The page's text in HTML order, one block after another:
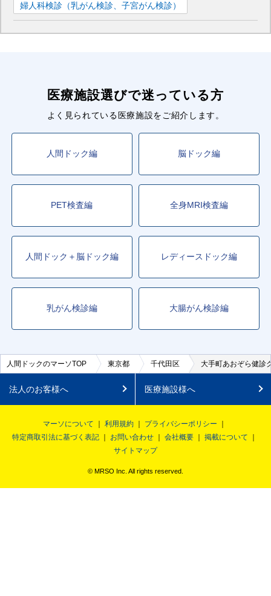
婦人科検診（乳がん検診、子宮がん検診）
医療施設選びで迷っている方
よく見られている医療施設をご紹介します。
人間ドック編 脳ドック編
PET検査編 全身MRI検査編
人間ドック＋脳ドック編 レディースドック編
乳がん検診編 大腸がん検診編
人間ドックのマーソTOP 東京都 千代田区 大手町あおぞら健診
法人のお客様へ 医療施設様へ
マーソについて 利用規約
プライバシーポリシー
特定商取引法に基づく表記
お問い合わせ 会社概要
掲載について
サイトマップ
© MRSO Inc. All rights reserved.